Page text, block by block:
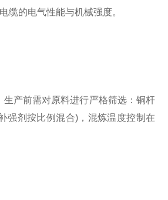
缆的电气性能与机械强度。
产前需对原料进行严格筛选：铜杆
强剂按比例混合)，混炼温度控制在